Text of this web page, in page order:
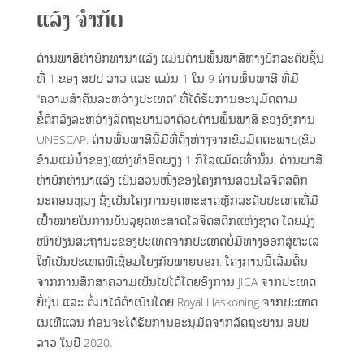
ແລ້ງ ຈຳກັດ
ດ່ານພາສີທ່າບົກທ່ານາແລ້ງ ແມ່ນດ່ານພົ້ນພາສີທາງບົກລະດັບຊັ້ນ
ທີ່ 1 ຂອງ ສປປ ລາວ ແລະ ແມ່ນ 1 ໃນ 9 ດ່ານພົ້ນພາສີ ທີ່ມີ
“ຄວາມສຳຄັນລະຫວ່າງປະເທດ” ທີ່ໄດ້ຮັບການອະນຸມັດຕາມ
ຂໍ້ຕົກລົງລະຫວ່າງລັດຖະບານວ່າດ້ວຍດ່ານພົ້ນພາສີ ຂອງອົງການ
UNESCAP. ດ່ານພົ້ນພາສີນີ້ມີທີ່ຕັ້ງຫ່າງຈາກຂົວມິດຕະພາບ(ຂົວ
ຂ້າມແມ່ນ້ຳຂອງ)ແຫ່ງທຳອິດພຽງ 1 ກິໂລແມັດເທົ່ານັ້ນ. ດ່ານພາສີ
ທ່າບົກທ່ານາແລ້ງ ເປັນສ່ວນໜຶ່ງຂອງໂຄງການສວນໂລຈິດສຕິກ
ນະຄອນຫຼວງ ຊຶ່ງເປັນໂຄງການຍຸດທະສາດຫຼັກລະດັບປະເທດທີ່ມີ
ເປົ້າໝາຍໃນການບັນລຸຍຸດທະສາດໂລຈິດສຕິກແຫ່ງຊາດ ໂດຍມຸ່ງ
ໜ້າປ່ຽນສະຖານະຂອງປະເທດຈາກປະເທດບໍ່ມີທາງອອກສູ່ທະເລ
ໃຫ້ເປັນປະເທດທີ່ເຊື່ອມໂຍງກັບພາຍນອກ. ໂຄງການນີ້ເລີ່ມຕົ້ນ
ຈາກການສຶກສາຄວາມເປັນໄປໄດ້ໂດຍອົງການ JICA ຈາກປະເທດ
ຍີ່ປຸ່ນ ແລະ ຕໍ່ມາໄດ້ດຳເນີນໂດຍ Royal Haskoning ຈາກປະເທດ
ເນເທີແລນ ກ່ອນຈະໄດ້ຮັບການອະນຸມັດຈາກລັດຖະບານ ສປປ
ລາວ ໃນປີ 2020.